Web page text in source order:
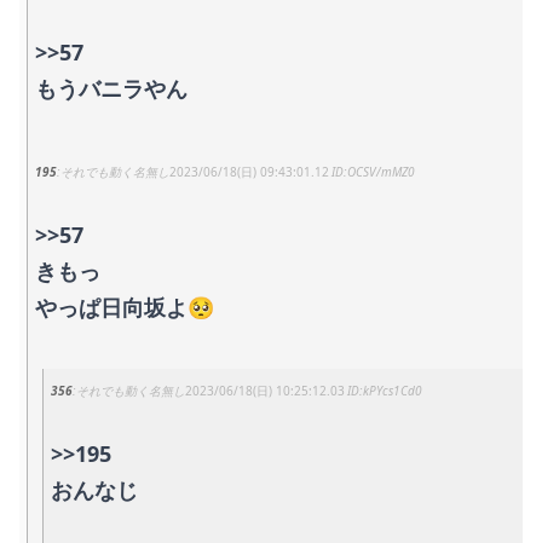
>>57
もうバニラやん
195 それでも動く名無し2023/06/18(日) 09:43:01.12 OCSV/mMZ0
>>57
きもっ
やっぱ日向坂よ🥺
356 それでも動く名無し2023/06/18(日) 10:25:12.03 kPYcs1Cd0
>>195
おんなじ